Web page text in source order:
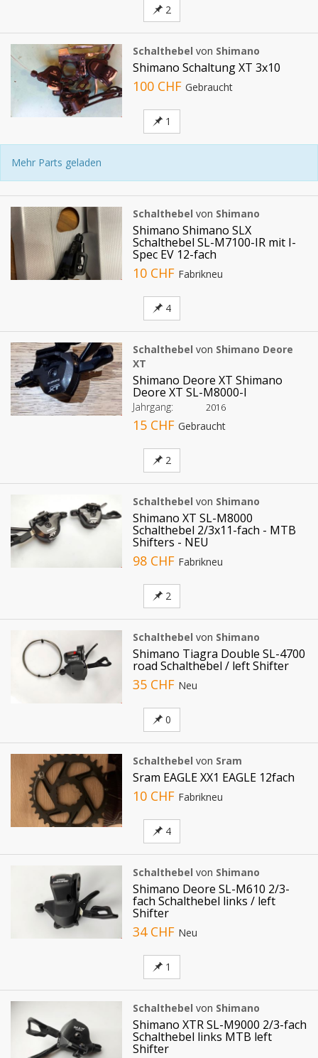
2
Schalthebel von Shimano
Shimano Schaltung XT 3x10
100 CHF Gebraucht
1
Mehr Parts geladen
Schalthebel von Shimano
Shimano Shimano SLX
Schalthebel SL-M7100-IR mit I-
Spec EV 12-fach
10 CHF Fabrikneu
4
Schalthebel von Shimano Deore
XT
Shimano Deore XT Shimano
Deore XT SL-M8000-I
Jahrgang: 2016
15 CHF Gebraucht
2
Schalthebel von Shimano
Shimano XT SL-M8000
Schalthebel 2/3x11-fach - MTB
Shifters - NEU
98 CHF Fabrikneu
2
Schalthebel von Shimano
Shimano Tiagra Double SL-4700
road Schalthebel / left Shifter
35 CHF Neu
0
Schalthebel von Sram
Sram EAGLE XX1 EAGLE 12fach
10 CHF Fabrikneu
4
Schalthebel von Shimano
Shimano Deore SL-M610 2/3-
fach Schalthebel links / left
Shifter
34 CHF Neu
1
Schalthebel von Shimano
Shimano XTR SL-M9000 2/3-fach
Schalthebel links MTB left
Shifter